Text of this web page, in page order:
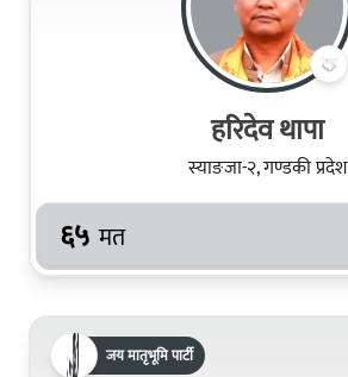
हरिदेव थापा
स्याङजा-२, गण्डकी प्रदेश
६५ मत
जय मातृभूमि पार्टी